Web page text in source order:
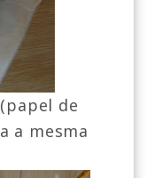
de
a mesma